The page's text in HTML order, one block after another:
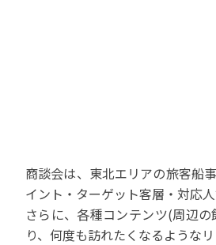
商談会
商談会は、東北エリアの旅客船
イント・ターゲット客層・対応
さらに、各種コンテンツ(周辺
り、何度も訪れたくなるような